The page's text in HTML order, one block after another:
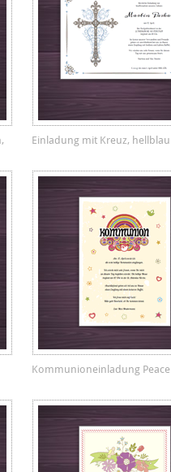
Einladung mit Kreuz, hellblau
Kommunioneinladung Peace